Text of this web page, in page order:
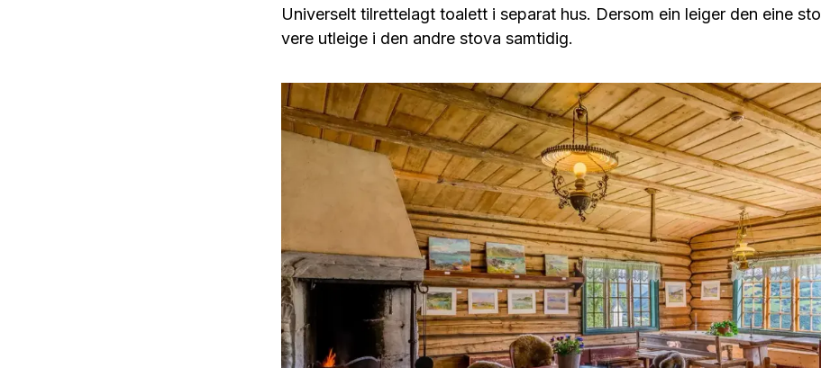
Universelt tilrettelagt toalett i separat hus. Dersom ein leiger den eine
vere utleige i den andre stova samtidig.